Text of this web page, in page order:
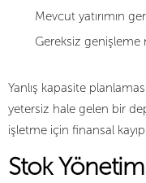
Mevcut yatırımın
Gereksiz genişleme
Yanlış kapasite
yetersiz hale gelen bir
işletme için finansal
Stok